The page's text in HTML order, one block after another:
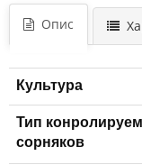
Опис
Культура
Тип
сорняков